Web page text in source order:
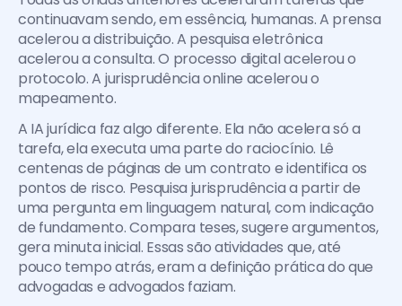
continuavam sendo, em essência, humanas. A prensa
acelerou a distribuição. A pesquisa eletrônica
acelerou a consulta. O processo digital acelerou o
protocolo. A jurisprudência online acelerou o
mapeamento.
A IA jurídica faz algo diferente. Ela não acelera só a
tarefa, ela executa uma parte do raciocínio. Lê
centenas de páginas de um contrato e identifica os
pontos de risco. Pesquisa jurisprudência a partir de
uma pergunta em linguagem natural, com indicação
de fundamento. Compara teses, sugere argumentos,
gera minuta inicial. Essas são atividades que, até
pouco tempo atrás, eram a definição prática do que
advogadas e advogados faziam.